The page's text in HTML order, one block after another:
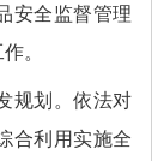
安全监督管理
。
规划。依法对
合利用实施全